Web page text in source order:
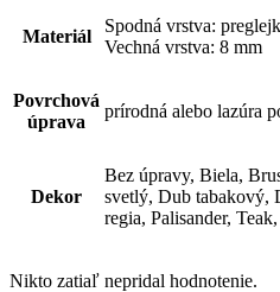
Materiál
Spodná vrstva:
Vechná vrstva: 8 mm
Povrchová
úprava
prírodná alebo lazúra
Dekor
Bez úpravy, Biela,
svetlý, Dub tabakový,
regia, Palisander,
Nikto zatiaľ nepridal hodnotenie.